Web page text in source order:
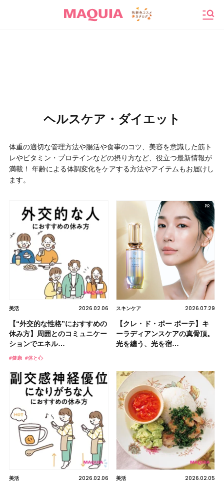
ヘルスケア・ダイエット
体重の適切な管理方法や腸活や食事のコツ、美容を意識した筋ト
レやビタミン・プロテインなどの摂り方など、役立つ最新情報が
満載！ 年齢による体調変化をケアする方法やアイテムもお届けし
ます。
美活 2026.02.06
【“外交的な性格”におすすめの
休み方】周囲とのコミュニケー
ションでエネル…
#健康 #体と心
スキンケア 2026.07.29
【クレ・ド・ポー ボーテ】キ
ーラディアンスケアの真骨頂。
光を纏う、光を宿…
美活 2026.02.06 美活 2026.02.05